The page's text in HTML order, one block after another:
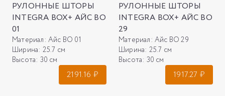
РУЛОННЫЕ ШТОРЫ
INTEGRA BOX+ АЙС ВО
01
Материал: Айс ВО 01
Ширина: 25.7 см
Высота: 30 см
2191.16 ₽
РУЛОННЫЕ ШТОРЫ
INTEGRA BOX+ АЙС ВО
29
Материал: Айс ВО 29
Ширина: 25.7 см
Высота: 30 см
1917.27 ₽